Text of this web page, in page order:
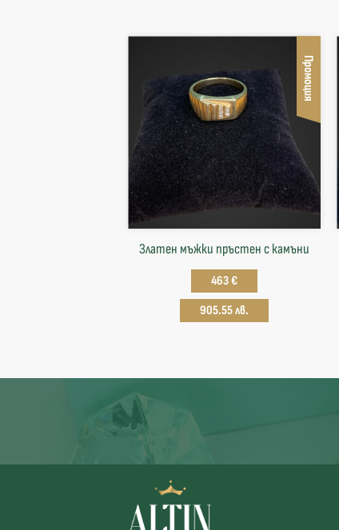
Промоция
Златен мъжки пръстен с камъни
463 €
905.55 лв.